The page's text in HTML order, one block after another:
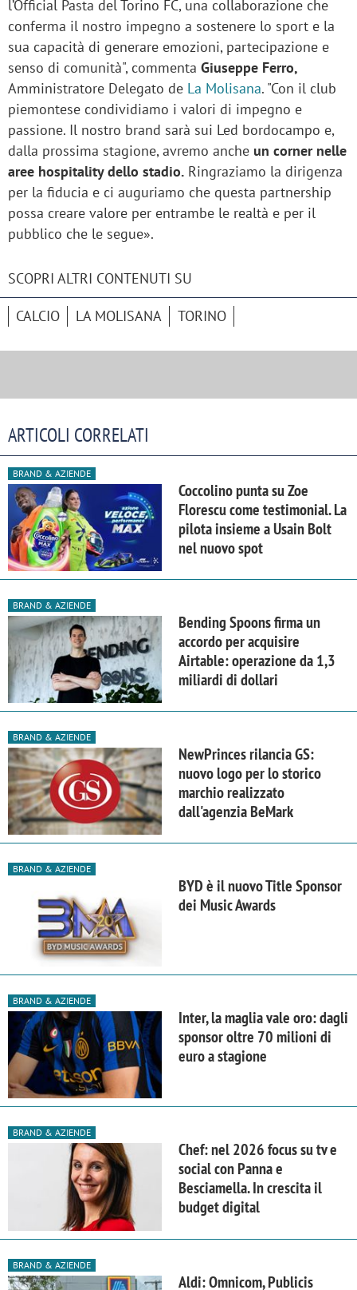
l’Official Pasta del Torino FC, una collaborazione che
conferma il nostro impegno a sostenere lo sport e la
sua capacità di generare emozioni, partecipazione e
senso di comunità", commenta Giuseppe Ferro,
Amministratore Delegato de La Molisana. "Con il club
piemontese condividiamo i valori di impegno e
passione. Il nostro brand sarà sui Led bordocampo e,
dalla prossima stagione, avremo anche un corner nelle
aree hospitality dello stadio. Ringraziamo la dirigenza
per la fiducia e ci auguriamo che questa partnership
possa creare valore per entrambe le realtà e per il
pubblico che le segue».
SCOPRI ALTRI CONTENUTI SU
CALCIO LA MOLISANA TORINO
ARTICOLI CORRELATI
BRAND & AZIENDE
Coccolino punta su Zoe
Florescu come testimonial. La
pilota insieme a Usain Bolt
nel nuovo spot
BRAND & AZIENDE
Bending Spoons firma un
accordo per acquisire
Airtable: operazione da 1,3
miliardi di dollari
BRAND & AZIENDE
NewPrinces rilancia GS:
nuovo logo per lo storico
marchio realizzato
dall'agenzia BeMark
BRAND & AZIENDE
BYD è il nuovo Title Sponsor
dei Music Awards
BRAND & AZIENDE
Inter, la maglia vale oro: dagli
sponsor oltre 70 milioni di
euro a stagione
BRAND & AZIENDE
Chef: nel 2026 focus su tv e
social con Panna e
Besciamella. In crescita il
budget digital
BRAND & AZIENDE
Aldi: Omnicom, Publicis